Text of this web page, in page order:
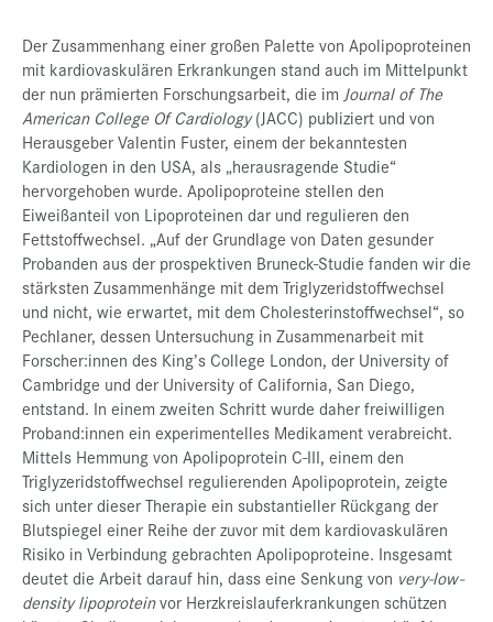
Der Zusammenhang einer großen Palette von Apolipoproteinen
mit kardiovaskulären Erkrankungen stand auch im Mittelpunkt
der nun prämierten Forschungsarbeit, die im Journal of The
American College Of Cardiology(JACC) publiziert und von
Herausgeber Valentin Fuster, einem der bekanntesten
Kardiologen in den USA, als „herausragende Studie“
hervorgehoben wurde. Apolipoproteine stellen den
Eiweißanteil von Lipoproteinen dar und regulieren den
Fettstoffwechsel. „Auf der Grundlage von Daten gesunder
Probanden aus der prospektiven Bruneck-Studie fanden wir die
stärksten Zusammenhänge mit dem Triglyzeridstoffwechsel
und nicht, wie erwartet, mit dem Cholesterinstoffwechsel“, so
Pechlaner, dessen Untersuchung in Zusammenarbeit mit
Forscher:innen des King’s College London, der University of
Cambridge und der University of California, San Diego,
entstand. In einem zweiten Schritt wurde daher freiwilligen
Proband:innen ein experimentelles Medikament verabreicht.
Mittels Hemmung von Apolipoprotein C-III, einem den
Triglyzeridstoffwechsel regulierenden Apolipoprotein, zeigte
sich unter dieser Therapie ein substantieller Rückgang der
Blutspiegel einer Reihe der zuvor mit dem kardiovaskulären
Risiko in Verbindung gebrachten Apolipoproteine. Insgesamt
deutet die Arbeit darauf hin, dass eine Senkung von very-low-
density lipoproteinvor Herzkreislauferkrankungen schützen